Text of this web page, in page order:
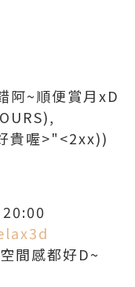
阿~順便賞月xD
貴喔>"<2xx))
間感都好D~